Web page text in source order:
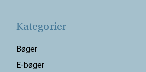
Kategorier
Bøger
E-bøger